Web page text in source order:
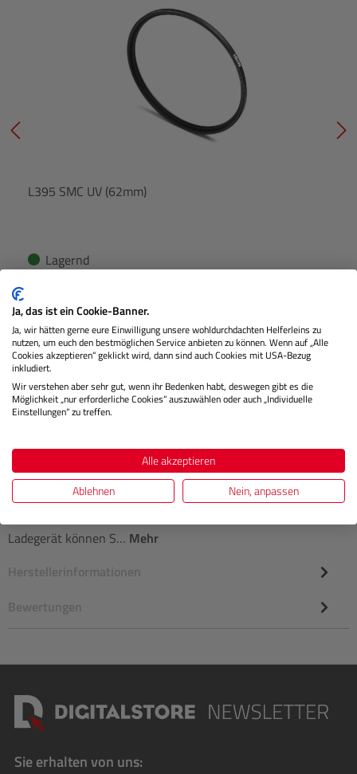
L395 SMC UV (62mm)
Lagernd
Preis € 32,90
IN DEN WARENKORB
Das Nikon MH-32 Ladegerät ist die perfekte Lösung zum
Ladegerät können S… Mehr
Herstellerinformationen
Bewertungen
Sie erhalten von uns:
Ja, das ist ein Cookie-Banner.
Ja, wir hätten gerne eure Einwilligung unsere wohldurchdachten Helferleins zu
nutzen, um euch den bestmöglichen Service anbieten zu können. Wenn auf „Alle
Cookies akzeptieren“ geklickt wird, dann sind auch Cookies mit USA-Bezug
inkludiert.
Wir verstehen aber sehr gut, wenn ihr Bedenken habt, deswegen gibt es die
Möglichkeit „nur erforderliche Cookies“ auszuwählen oder auch „Individuelle
Einstellungen“ zu treffen.
Alle akzeptieren
Ablehnen
Nein, anpassen